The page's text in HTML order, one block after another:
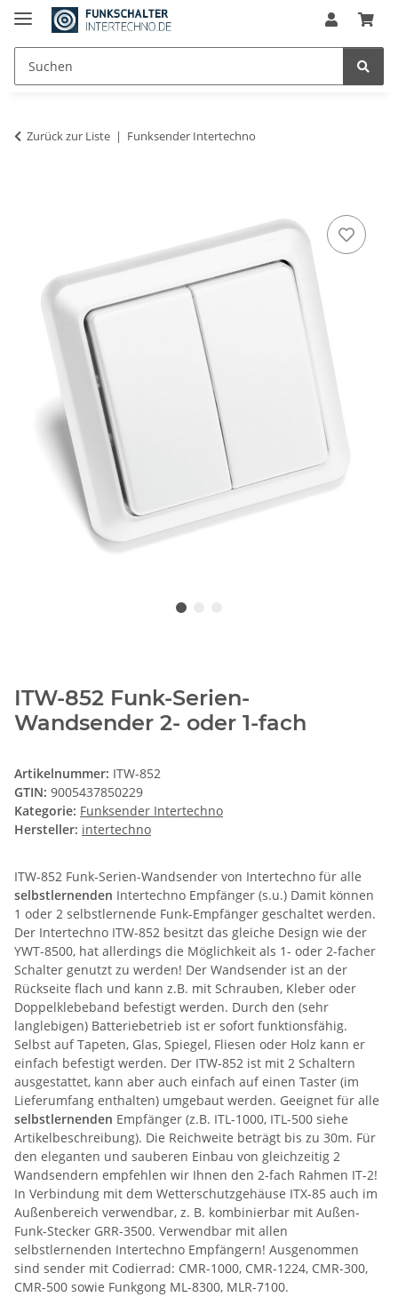
Zurück zur Liste Funksender Intertechno
ITW-852 Funk-Serien-
Wandsender 2- oder 1-fach
Artikelnummer: ITW-852
GTIN: 9005437850229
Kategorie: Funksender Intertechno
Hersteller: intertechno
ITW-852 Funk-Serien-Wandsender von Intertechno für alle
selbstlernenden Intertechno Empfänger (s.u.) Damit können
1 oder 2 selbstlernende Funk-Empfänger geschaltet werden.
Der Intertechno ITW-852 besitzt das gleiche Design wie der
YWT-8500, hat allerdings die Möglichkeit als 1- oder 2-facher
Schalter genutzt zu werden! Der Wandsender ist an der
Rückseite flach und kann z.B. mit Schrauben, Kleber oder
Doppelklebeband befestigt werden. Durch den (sehr
langlebigen) Batteriebetrieb ist er sofort funktionsfähig.
Selbst auf Tapeten, Glas, Spiegel, Fliesen oder Holz kann er
einfach befestigt werden. Der ITW-852 ist mit 2 Schaltern
ausgestattet, kann aber auch einfach auf einen Taster (im
Lieferumfang enthalten) umgebaut werden. Geeignet für alle
selbstlernenden Empfänger (z.B. ITL-1000, ITL-500 siehe
Artikelbeschreibung). Die Reichweite beträgt bis zu 30m. Für
den eleganten und sauberen Einbau von gleichzeitig 2
Wandsendern empfehlen wir Ihnen den 2-fach Rahmen IT-2!
In Verbindung mit dem Wetterschutzgehäuse ITX-85 auch im
Außenbereich verwendbar, z. B. kombinierbar mit Außen-
Funk-Stecker GRR-3500. Verwendbar mit allen
selbstlernenden Intertechno Empfängern! Ausgenommen
sind sender mit Codierrad: CMR-1000, CMR-1224, CMR-300,
CMR-500 sowie Funkgong ML-8300, MLR-7100.